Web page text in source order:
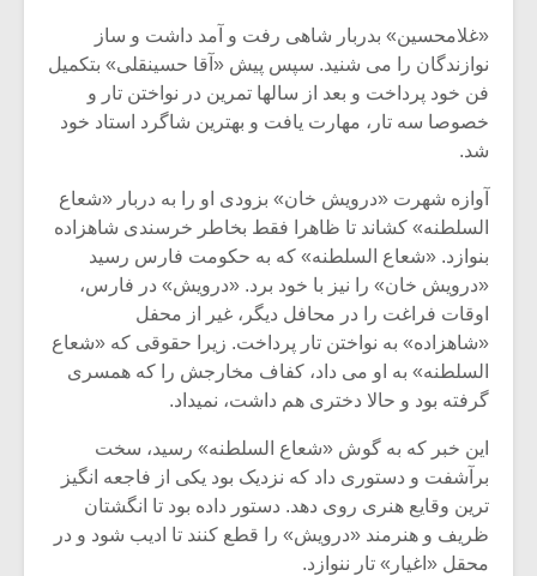
«غلامحسین» بدربار شاهی رفت و آمد داشت و ساز
نوازندگان را می شنید. سپس پیش «آقا حسینقلی» بتکمیل
فن خود پرداخت و بعد از سالها تمرین در نواختن تار و
خصوصا سه تار، مهارت یافت و بهترین شاگرد استاد خود
شد.
آوازه شهرت «درویش خان» بزودی او را به دربار «شعاع
السلطنه» کشاند تا ظاهرا فقط بخاطر خرسندی شاهزاده
بنوازد. «شعاع السلطنه» که به حکومت فارس رسید
«درویش خان» را نیز با خود برد. «درویش» در فارس،
اوقات فراغت را در محافل دیگر، غیر از محفل
«شاهزاده» به نواختن تار پرداخت. زیرا حقوقی که «شعاع
السلطنه» به او می داد، کفاف مخارجش را که همسری
گرفته بود و حالا دختری هم داشت، نمیداد.
این خبر که به گوش «شعاع السلطنه» رسید، سخت
برآشفت و دستوری داد که نزدیک بود یکی از فاجعه انگیز
ترین وقایع هنری روی دهد. دستور داده بود تا انگشتان
ظریف و هنرمند «درویش» را قطع کنند تا ادیب شود و در
محقل «اغیار» تار ننوازد.
میکلوش روژا
یادداشتی بر موسیقی
متن فیلم «متری
شیش و نیم»
دوره
موسیقی